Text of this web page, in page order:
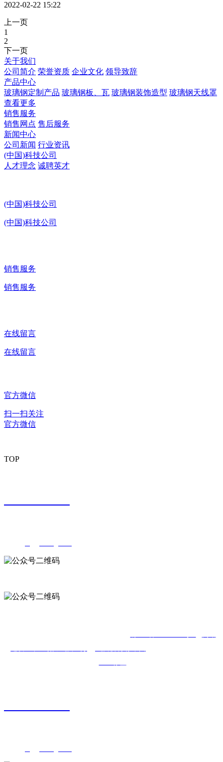
2022-02-22 15:22
上一页
1
2
下一页
关于我们
公司简介 荣誉资质 企业文化 领导致辞
产品中心
玻璃钢定制产品 玻璃钢板、瓦 玻璃钢装饰造型 玻璃钢天线罩
查看更多
销售服务
销售网点 售后服务
新闻中心
公司新闻 行业资讯
(中国)科技公司
人才理念 诚聘英才
(中国)科技公司
(中国)科技公司
销售服务
销售服务
在线留言
在线留言
官方微信
扫一扫关注
官方微信
TOP